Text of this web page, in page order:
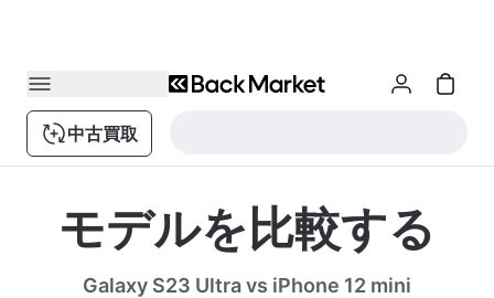
中古買取
モデルを比較する
Galaxy S23 Ultra vs iPhone 12 mini